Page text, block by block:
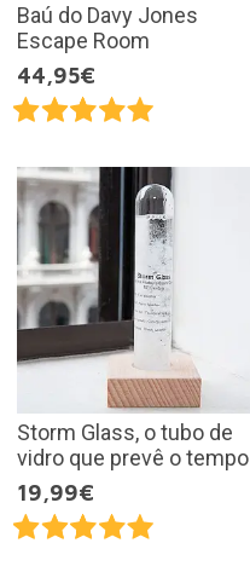
Baú do Davy Jones
Escape Room
44,95€
Storm Glass, o tubo de
vidro que prevê o tempo
19,99€